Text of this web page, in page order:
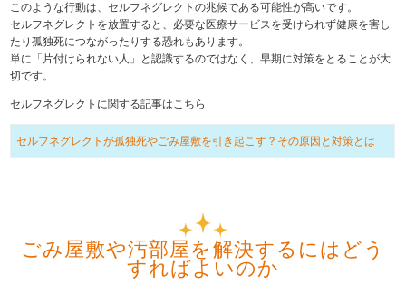
このような行動は、セルフネグレクトの兆候である可能性が高いです。
セルフネグレクトを放置すると、必要な医療サービスを受けられず健康を害し
たり孤独死につながったりする恐れもあります。
単に「片付けられない人」と認識するのではなく、早期に対策をとることが大
切です。
セルフネグレクトに関する記事はこちら
セルフネグレクトが孤独死やごみ屋敷を引き起こす？その原因と対策とは
ごみ屋敷や汚部屋を解決するにはどう
すればよいのか